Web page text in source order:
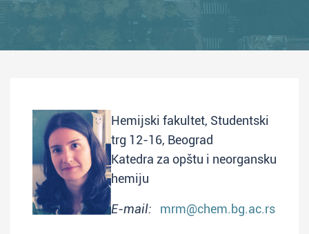
Hemijski fakultet, Studentski
trg 12-16, Beograd
Katedra za opštu i neorgansku
hemiju
E-mail: mrm@chem.bg.ac.rs